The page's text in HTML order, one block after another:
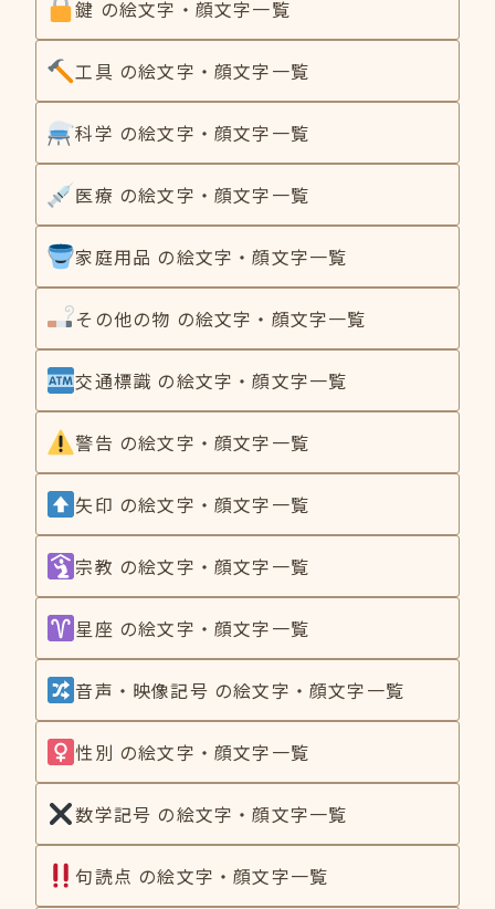
鍵 の絵文字・顔文字一覧
工具 の絵文字・顔文字一覧
科学 の絵文字・顔文字一覧
医療 の絵文字・顔文字一覧
家庭用品 の絵文字・顔文字一覧
その他の物 の絵文字・顔文字一覧
交通標識 の絵文字・顔文字一覧
警告 の絵文字・顔文字一覧
矢印 の絵文字・顔文字一覧
宗教 の絵文字・顔文字一覧
星座 の絵文字・顔文字一覧
音声・映像記号 の絵文字・顔文字一覧
性別 の絵文字・顔文字一覧
数学記号 の絵文字・顔文字一覧
句読点 の絵文字・顔文字一覧